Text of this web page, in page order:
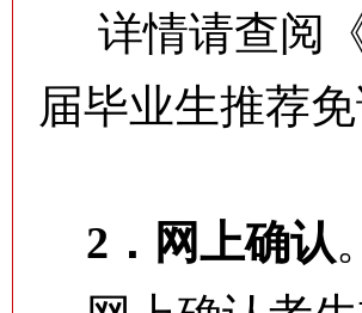
详情请查阅《
届毕业生推荐
2．网上确认。